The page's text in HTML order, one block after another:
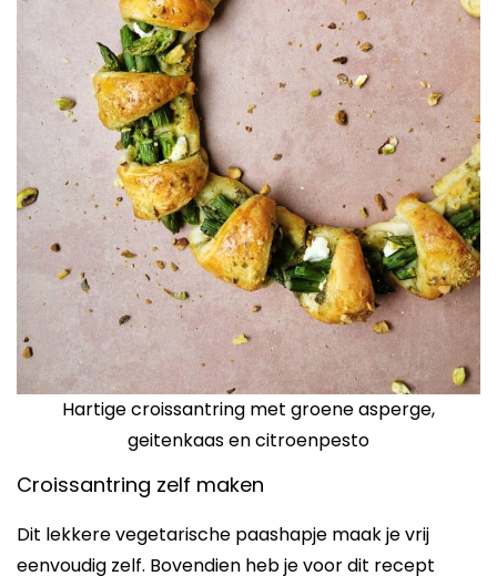
Hartige croissantring met groene asperge,
geitenkaas en citroenpesto
Croissantring zelf maken
Dit lekkere vegetarische paashapje maak je vrij
eenvoudig zelf. Bovendien heb je voor dit recept